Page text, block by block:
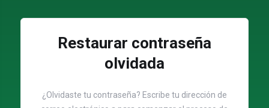
Restaurar contraseña
olvidada
¿Olvidaste tu contraseña? Escribe tu dirección de